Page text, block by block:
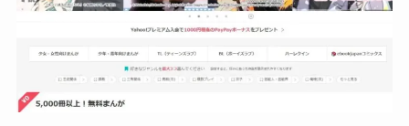
ebook japan の7つのお得！！
❶初回ログインで 最大６回分の半額クーポン